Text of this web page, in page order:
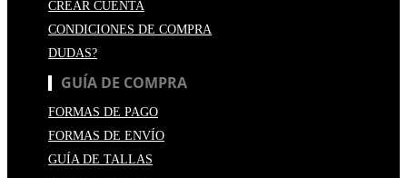
CREAR CUENTA
CONDICIONES DE COMPRA
DUDAS?
GUÍA DE COMPRA
FORMAS DE PAGO
FORMAS DE ENVÍO
GUÍA DE TALLAS